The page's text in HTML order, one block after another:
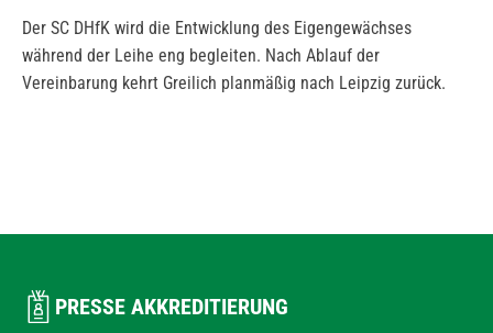
Der SC DHfK wird die Entwicklung des Eigengewächses
während der Leihe eng begleiten. Nach Ablauf der
Vereinbarung kehrt Greilich planmäßig nach Leipzig zurück.
PRESSE AKKREDITIERUNG